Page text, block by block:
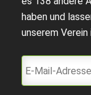
haben und
unserem Verein